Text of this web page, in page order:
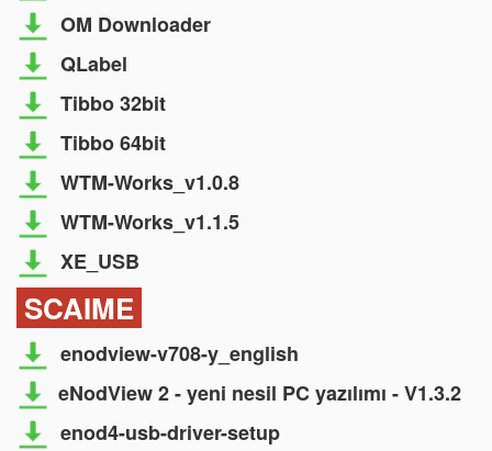
OM Downloader
QLabel
Tibbo 32bit
Tibbo 64bit
WTM-Works_v1.0.8
WTM-Works_v1.1.5
XE_USB
SCAIME
enodview-v708-y_english
eNodView 2 - yeni nesil PC yazılımı - V1.3.2
enod4-usb-driver-setup